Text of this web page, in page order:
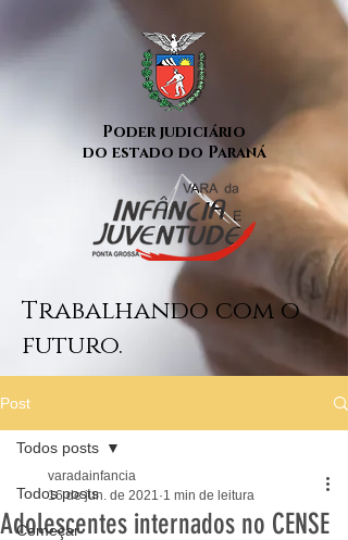
Poder judiciário
do estado do Paraná
Trabalhando com o
futuro.
Post
Todos posts
Começar
Todos posts
Adolescentes internados no CENSE
varadainfancia
16 de jun. de 2021 1 min de leitura